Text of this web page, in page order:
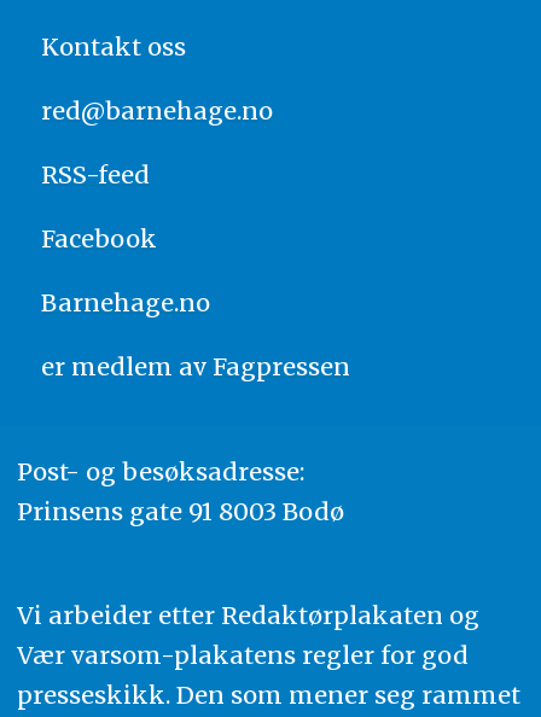
Kontakt oss
red@barnehage.no
RSS-feed
Facebook
Barnehage.no
er medlem av Fagpressen
Post- og besøksadresse:
Prinsens gate 91 8003 Bodø
Vi arbeider etter Redaktørplakaten og
Vær varsom-plakatens regler for god
presseskikk. Den som mener seg rammet